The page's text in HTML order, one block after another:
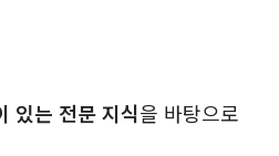
있는 전문 지식을 바탕으로